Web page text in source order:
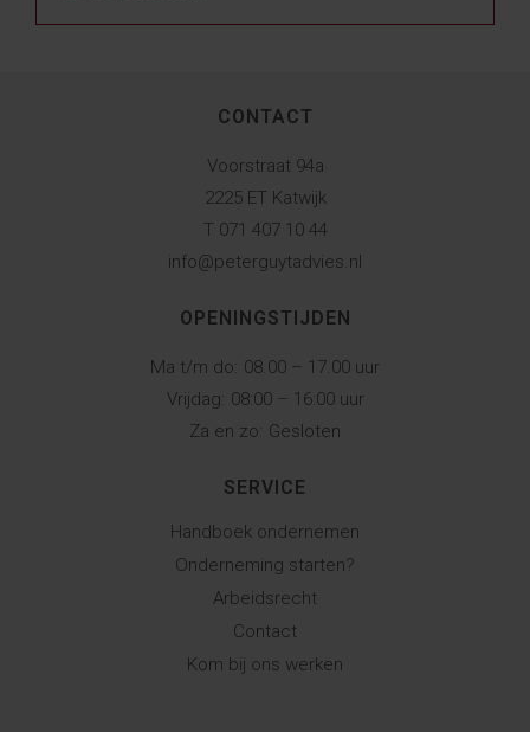
CONTACT
Voorstraat 94a
2225 ET Katwijk
T 071 407 10 44
info@peterguytadvies.nl
OPENINGSTIJDEN
Ma t/m do: 08.00 – 17.00 uur
Vrijdag: 08:00 – 16:00 uur
Za en zo: Gesloten
SERVICE
Handboek ondernemen
Onderneming starten?
Arbeidsrecht
Contact
Kom bij ons werken